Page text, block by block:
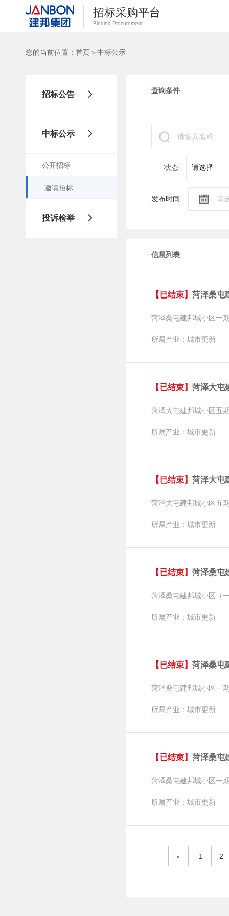
招标采购平台
Bidding Procurement
您的当前位置： 首页＞ 中标公示
招标公告
中标公示
公开招标
邀请招标
投诉检举
查询条件
状态
发布时间
信息列表
【已结束】 菏泽桑屯建
菏泽桑屯建邦城小区一
所属产业：城市更新
【已结束】 菏泽大屯建邦
菏泽大屯建邦城小区五
所属产业：城市更新
【已结束】 菏泽大屯建邦
菏泽大屯建邦城小区五
所属产业：城市更新
【已结束】 菏泽桑屯建邦
菏泽桑屯建邦城小区（
所属产业：城市更新
【已结束】 菏泽桑屯建
菏泽桑屯建邦城小区一
所属产业：城市更新
【已结束】 菏泽桑屯建
菏泽桑屯建邦城小区一
所属产业：城市更新
« 1 2